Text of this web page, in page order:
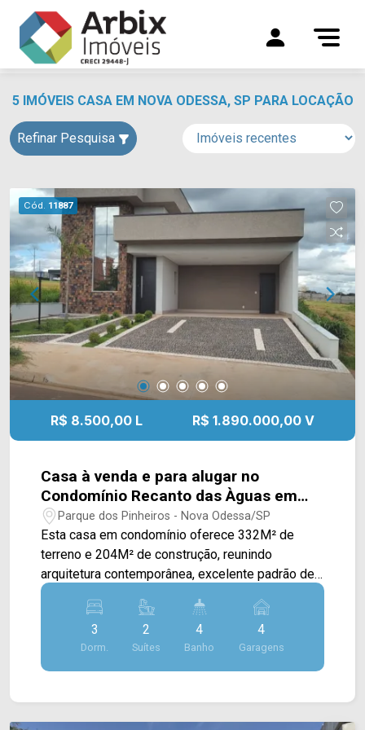
5 IMÓVEIS CASA EM NOVA ODESSA, SP PARA LOCAÇÃO
Refinar Pesquisa
Cód. 11887
R$ 8.500,00 L R$ 1.890.000,00 V
Casa à venda e para alugar no
Condomínio Recanto das Àguas em
Nova Odessa/SP
Parque dos Pinheiros - Nova Odessa/SP
Esta casa em condomínio oferece 332M² de
terreno e 204M² de construção, reunindo
arquitetura contemporânea, excelente padrão de
acabamento e ambientes projetados para
proporcionar conforto, sofisticação e praticidade
em todos os momentos. A área social
impressiona pela ampla sala de estar e sala de
jantar integradas, valorizadas pelo pé-direito
3
Dorm.
2
Suítes
4
Banho
4
Garagens